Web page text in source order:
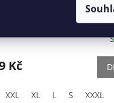
Kč
XXL XL L S XXXL